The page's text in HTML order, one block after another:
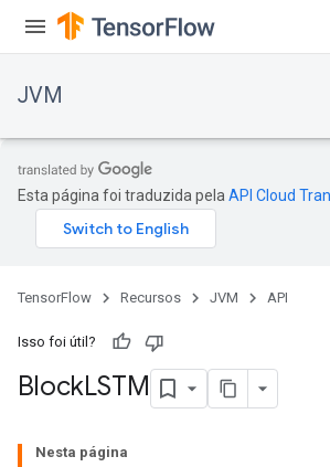
JVM
Esta página foi traduzida pela API Cloud
TensorFlow Recursos JVM API
Isso foi útil?
BlockLSTM
Nesta página